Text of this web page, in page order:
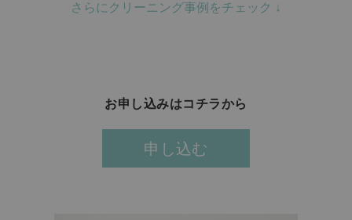
さらにクリーニング事例をチェック ↓
お申し込みはコチラから
申し込む